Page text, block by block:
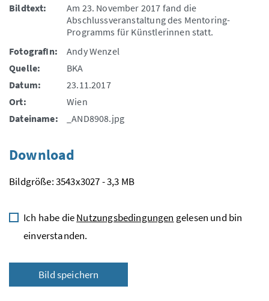
Bildtext:
Am 23. November 2017 fand die
Abschlussveranstaltung des Mentoring-
Programms für Künstlerinnen statt.
FotografIn:
Andy Wenzel
Quelle:
BKA
Datum:
23.11.2017
Ort:
Wien
Dateiname:
_AND8908.jpg
Download
Bildgröße: 3543x3027 - 3,3 MB
Ich habe dieNutzungsbedingungen gelesen und bin
einverstanden.
Bild speichern